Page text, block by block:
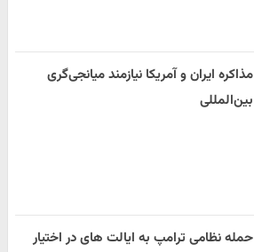
مذاکره ایران و آمریکا نیازمند میانجی‌گری
بین‌المللی
حمله نظامی ترامپ به ایالت های در اختیار